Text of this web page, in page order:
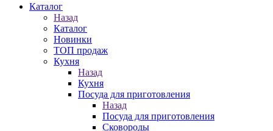
Каталог
Назад
Каталог
Новинки
ТОП продаж
Кухня
Назад
Кухня
Посуда для приготовления
Назад
Посуда для приготовления
Сковороды